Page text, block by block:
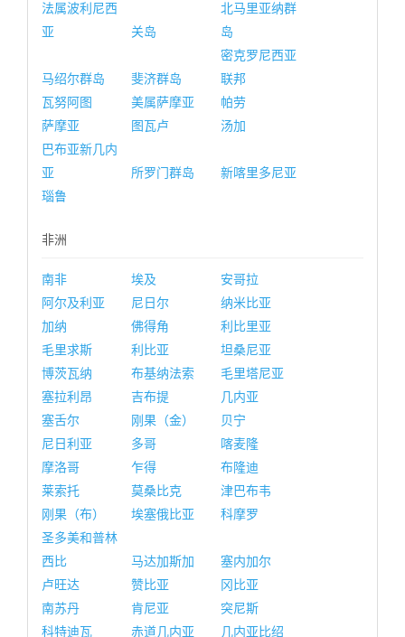
法属波利尼西
亚
关岛
北马里亚纳群
岛
马绍尔群岛 斐济群岛
密克罗尼西亚
联邦
瓦努阿图
美属萨摩亚
帕劳
萨摩亚
图瓦卢
汤加
巴布亚新几内
亚
所罗门群岛
新喀里多尼亚
瑙鲁
非洲
南非 埃及
安哥拉
阿尔及利亚
尼日尔
纳米比亚
加纳
佛得角
利比里亚
毛里求斯
利比亚
坦桑尼亚
博茨瓦纳
布基纳法索
毛里塔尼亚
塞拉利昂
吉布提
几内亚
塞舌尔
刚果（金）
贝宁
尼日利亚
多哥
喀麦隆
摩洛哥
乍得
布隆迪
莱索托
莫桑比克
津巴布韦
刚果（布）
埃塞俄比亚
科摩罗
圣多美和普林
西比
马达加斯加
塞内加尔
卢旺达
赞比亚
冈比亚
南苏丹
肯尼亚
突尼斯
科特迪瓦
赤道几内亚 几内亚比绍